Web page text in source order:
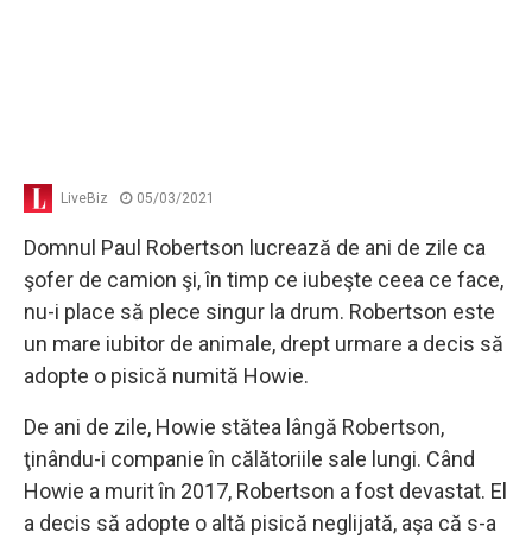
LiveBiz 05/03/2021
Domnul Paul Robertson lucrează de ani de zile ca
şofer de camion şi, în timp ce iubeşte ceea ce face,
nu-i place să plece singur la drum. Robertson este
un mare iubitor de animale, drept urmare a decis să
adopte o pisică numită Howie.
De ani de zile, Howie stătea lângă Robertson,
ţinându-i companie în călătoriile sale lungi. Când
Howie a murit în 2017, Robertson a fost devastat. El
a decis să adopte o altă pisică neglijată, aşa că s-a